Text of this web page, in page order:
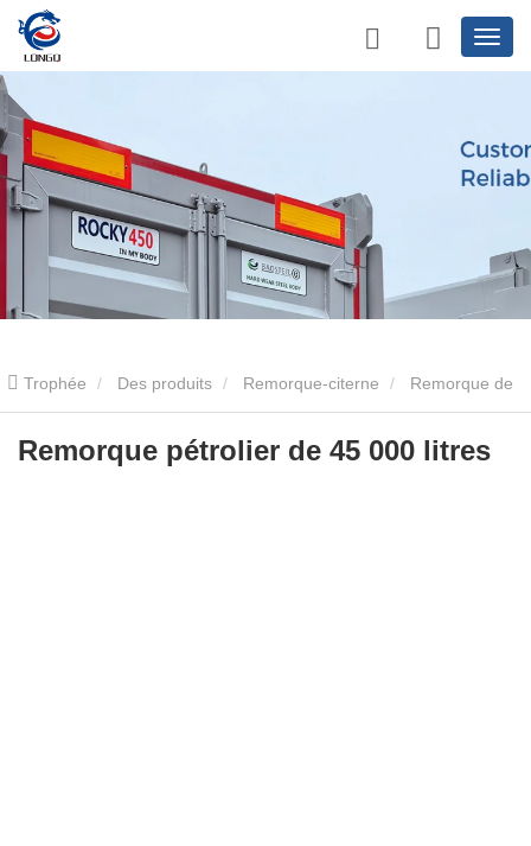
Trophée Des produits Remorque-citerne Remorque de
réservoir de pétrole Remorque pétrolier de 45 000 litres
Remorque pétrolier de 45 000 litres